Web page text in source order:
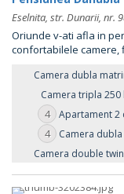
Eselnita, str. Dunarii, nr.
Oriunde v-ati afla in
confortabilele camere,
Camera dubla
Camera tripla 250
4 Apartament 2
4
Camera
Camera double